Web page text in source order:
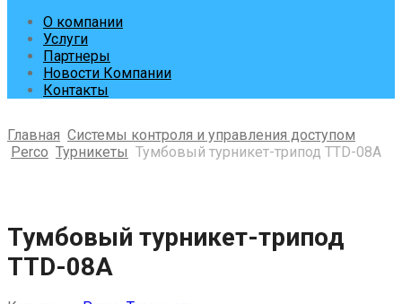
О компании
Услуги
Партнеры
Новости Компании
Контакты
Главная Системы контроля и управления доступом
Perco Турникеты Тумбовый турникет-трипод TTD-08A
content
Тумбовый турникет-трипод
TTD-08A